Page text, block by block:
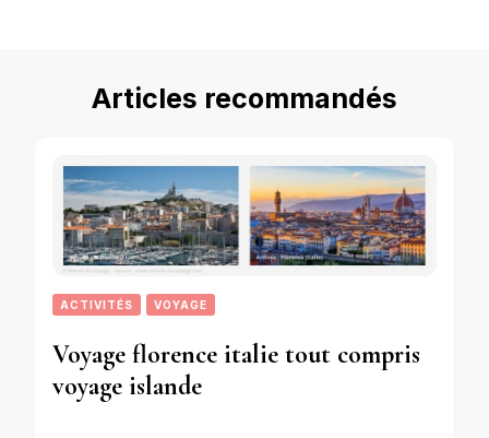
Articles recommandés
ACTIVITÉS VOYAGE
Voyage florence italie tout compris
voyage islande